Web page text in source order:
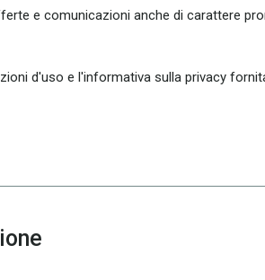
e comunicazioni anche di carattere
d'uso e l'informativa sulla privacy fornita